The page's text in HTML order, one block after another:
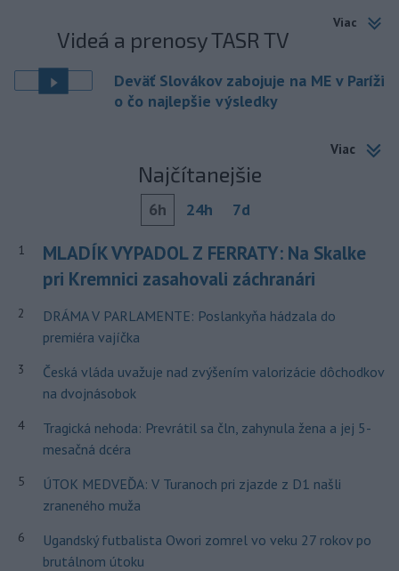
Viac
Videá a prenosy TASR TV
Deväť Slovákov zabojuje na ME v Paríži
o čo najlepšie výsledky
Viac
Najčítanejšie
6h 24h 7d
1
MLADÍK VYPADOL Z FERRATY: Na Skalke
pri Kremnici zasahovali záchranári
2
DRÁMA V PARLAMENTE: Poslankyňa hádzala do
premiéra vajíčka
3
Česká vláda uvažuje nad zvýšením valorizácie dôchodkov
na dvojnásobok
4
Tragická nehoda: Prevrátil sa čln, zahynula žena a jej 5-
mesačná dcéra
5
ÚTOK MEDVEĎA: V Turanoch pri zjazde z D1 našli
zraneného muža
6
Ugandský futbalista Owori zomrel vo veku 27 rokov po
brutálnom útoku